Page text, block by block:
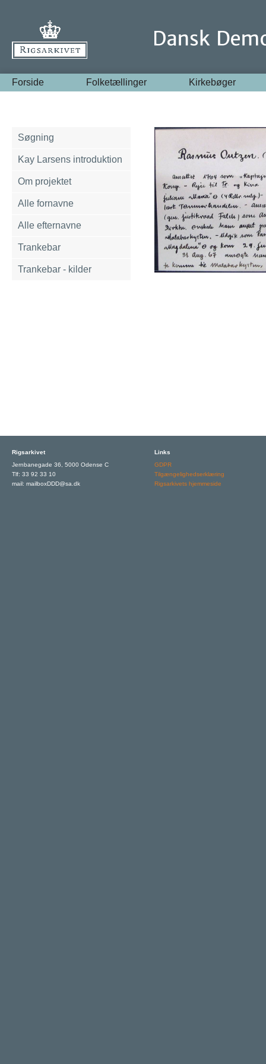
Forside Folketællinger Kirkebøger
Søgning
Kay Larsens introduktion
Om projektet
Alle fornavne
Alle efternavne
Trankebar
Trankebar - kilder
Rigsarkivet
Jernbanegade 36, 5000 Odense C
Tlf: 33 92 33 10
mail: mailboxDDD@sa.dk
Links
GDPR
Tilgængelighedserklæring
Rigsarkivets hjemmeside